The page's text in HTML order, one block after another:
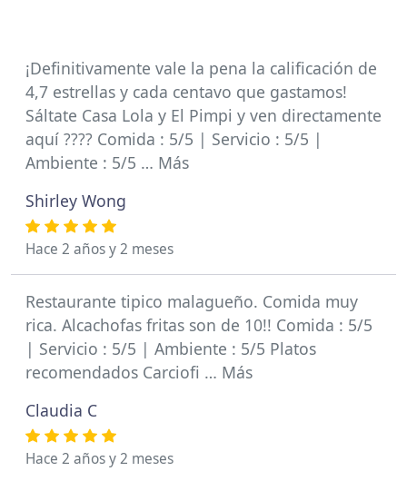
¡Definitivamente vale la pena la calificación de
4,7 estrellas y cada centavo que gastamos!
Sáltate Casa Lola y El Pimpi y ven directamente
aquí ???? Comida : 5/5 | Servicio : 5/5 |
Ambiente : 5/5 … Más
Shirley Wong
Hace 2 años y 2 meses
Restaurante tipico malagueño. Comida muy
rica. Alcachofas fritas son de 10!! Comida : 5/5
| Servicio : 5/5 | Ambiente : 5/5 Platos
recomendados Carciofi … Más
Claudia C
Hace 2 años y 2 meses